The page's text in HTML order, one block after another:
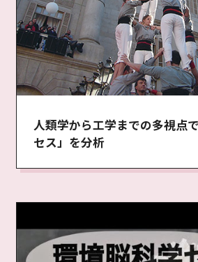
人類学から工学までの多視点
セス」を分析